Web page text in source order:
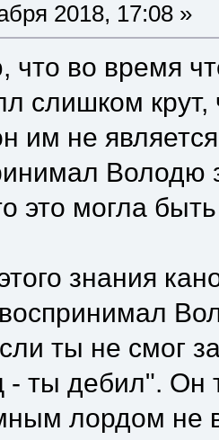
2018, 17:08 »
во время
слишком
им не
Володю
это могла
знания
ты не смог
- ты дебил". Он
лордом не